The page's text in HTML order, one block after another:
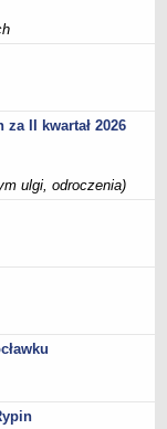
lokalizacji
do sieci
ścieków
sołtysa
paliw
II kwartał 2026
ulgi, odroczenia)